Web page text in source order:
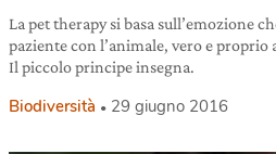
La pet therapy si basa sull’emozione
paziente con l’animale, vero e
Il piccolo principe insegna.
Biodiversità 29 giugno 2016